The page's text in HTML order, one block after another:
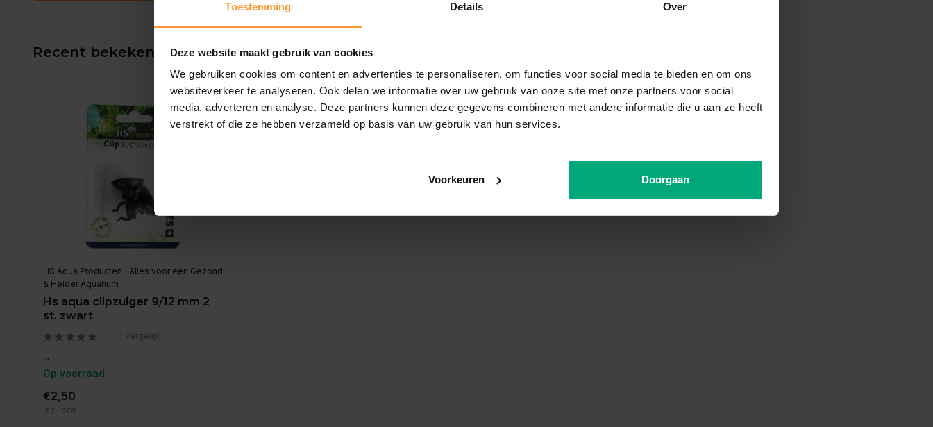
Toestemming Details Over
Deze website maakt gebruik van cookies
We gebruiken cookies om content en advertenties te personaliseren, om functies voor social media te bieden en om ons
websiteverkeer te analyseren. Ook delen we informatie over uw gebruik van onze site met onze partners voor social
media, adverteren en analyse. Deze partners kunnen deze gegevens combineren met andere informatie die u aan ze heeft
verstrekt of die ze hebben verzameld op basis van uw gebruik van hun services.
Voorkeuren Doorgaan
Recent bekeken
HS Aqua Producten | Alles voor een Gezond
& Helder Aquarium
Hs aqua clipzuiger 9/12 mm 2
st. zwart
Vergelijk
...
Op voorraad
€2,50
Incl. btw